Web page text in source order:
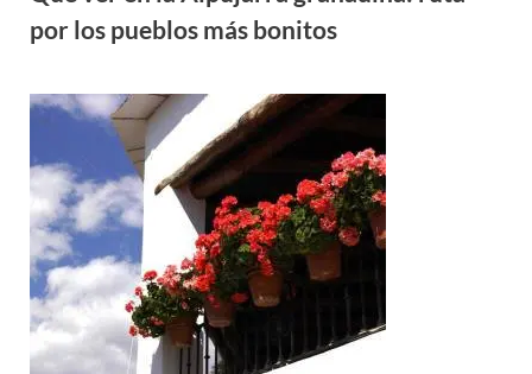
por los pueblos más bonitos